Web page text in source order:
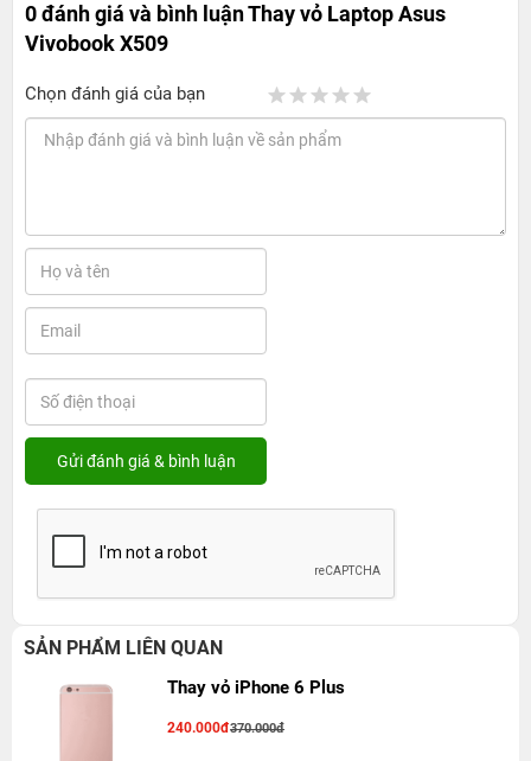
0 đánh giá và bình luậnThay vỏ Laptop Asus
Vivobook X509
Chọn đánh giá của bạn
SẢN PHẨM LIÊN QUAN
Thay vỏ iPhone 6 Plus
240.000đ370.000đ